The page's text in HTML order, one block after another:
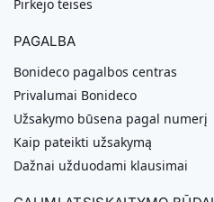
Pirkėjo teisės
PAGALBA
Bonideco pagalbos centras
Privalumai Bonideco
Užsakymo būsena pagal numerį
Kaip pateikti užsakymą
Dažnai užduodami klausimai